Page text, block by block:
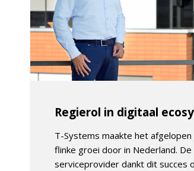
Regierol in digitaal
T-Systems maakte het afgelopen
flinke groei door in Nederland. De
serviceprovider dankt dit succes